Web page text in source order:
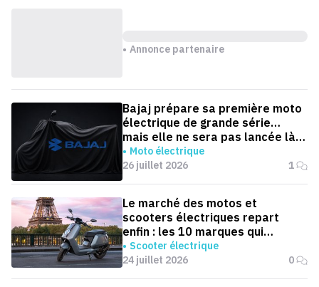
Annonce partenaire
Bajaj prépare sa première moto
électrique de grande série…
mais elle ne sera pas lancée là
où on l'attend
Moto électrique
26 juillet 2026
1
Le marché des motos et
scooters électriques repart
enfin : les 10 marques qui
dominent la France
Scooter électrique
24 juillet 2026
0